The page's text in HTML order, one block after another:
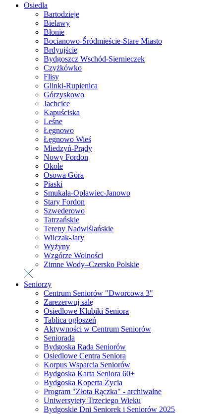
Osiedla
Bartodzieje
Bielawy
Błonie
Bocianowo-Śródmieście-Stare Miasto
Brdyujście
Bydgoszcz Wschód-Siernieczek
Czyżkówko
Flisy
Glinki-Rupienica
Górzyskowo
Jachcice
Kapuściska
Leśne
Łęgnowo
Łęgnowo Wieś
Miedzyń-Prądy
Nowy Fordon
Okole
Osowa Góra
Piaski
Smukała-Opławiec-Janowo
Stary Fordon
Szwederowo
Tatrzańskie
Tereny Nadwiślańskie
Wilczak-Jary
Wyżyny
Wzgórze Wolności
Zimne Wody–Czersko Polskie
Seniorzy
Centrum Seniorów "Dworcowa 3"
Zarezerwuj salę
Osiedlowe Klubiki Seniora
Tablica ogłoszeń
Aktywności w Centrum Seniorów
Seniorada
Bydgoska Rada Seniorów
Osiedlowe Centra Seniora
Korpus Wsparcia Seniorów
Bydgoska Karta Seniora 60+
Bydgoska Koperta Życia
Program "Złota Rączka" - archiwalne
Uniwersytety Trzeciego Wieku
Bydgoskie Dni Seniorek i Seniorów 2025